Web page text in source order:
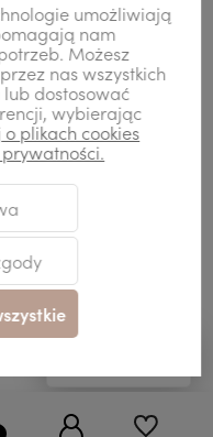
umożliwiają
nam
Możesz
nas wszystkich
dostosować
wybierając
o plikach cookies